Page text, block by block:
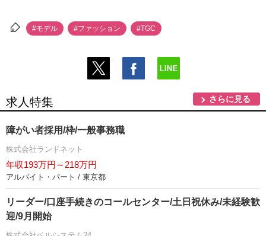
#モデル #ファッション #TGC
求人特集 さらに見る
障がい者採用/枠/一般事務職
株式会社ランドネット
年収193万円～218万円
アルバイト・パート / 東京都
リーダー/口座手続きのコールセンター/土日祝休み/未経験歓
迎/9月開始